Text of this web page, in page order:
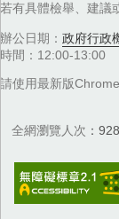
若有具體檢舉、建議
辦公日期： 政府行政
時間：12:00-13:00
請使用最新版
全網瀏覽人次